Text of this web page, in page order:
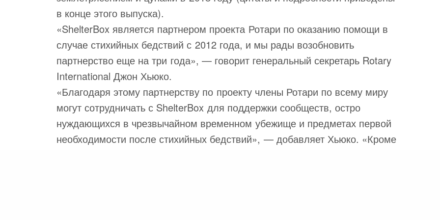
в конце этого выпуска).
«ShelterBox является партнером проекта Ротари по оказанию помощи в
случае стихийных бедствий с 2012 года, и мы рады возобновить
партнерство еще на три года», — говорит генеральный секретарь Rotary
International Джон Хьюко.
«Благодаря этому партнерству по проекту члены Ротари по всему миру
могут сотрудничать с ShelterBox для поддержки сообществ, остро
нуждающихся в чрезвычайном временном убежище и предметах первой
необходимости после стихийных бедствий», — добавляет Хьюко. «Кроме